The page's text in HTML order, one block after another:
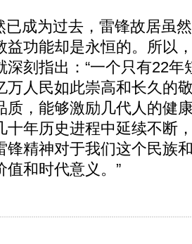
成为过去，雷锋故居虽然
益功能却是永恒的。所以
深刻指出：“一个只有22
万人民如此崇高和长久的
质，能够激励几代人的健
十年历史进程中延续不断
锋精神对于我们这个民族
值和时代意义。”